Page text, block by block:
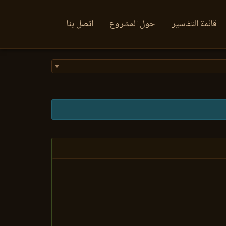
قائمة التفاسير حول المشروع اتصل بنا